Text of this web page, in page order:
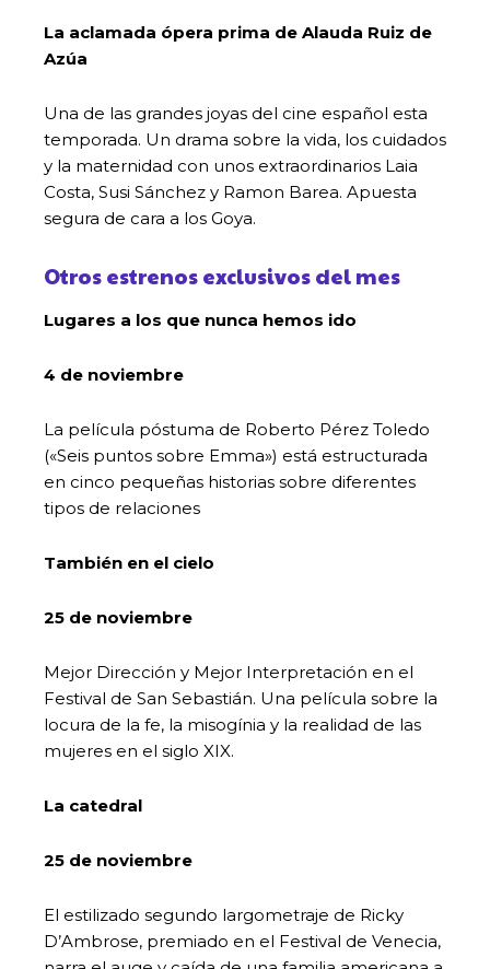
La aclamada ópera prima de Alauda Ruiz de
Azúa
Una de las grandes joyas del cine español esta
temporada. Un drama sobre la vida, los cuidados
y la maternidad con unos extraordinarios Laia
Costa, Susi Sánchez y Ramon Barea. Apuesta
segura de cara a los Goya.
Otros estrenos exclusivos del mes
Lugares a los que nunca hemos ido
4 de noviembre
La película póstuma de Roberto Pérez Toledo
(«Seis puntos sobre Emma») está estructurada
en cinco pequeñas historias sobre diferentes
tipos de relaciones
También en el cielo
25 de noviembre
Mejor Dirección y Mejor Interpretación en el
Festival de San Sebastián. Una película sobre la
locura de la fe, la misogínia y la realidad de las
mujeres en el siglo XIX.
La catedral
25 de noviembre
El estilizado segundo largometraje de Ricky
D’Ambrose, premiado en el Festival de Venecia,